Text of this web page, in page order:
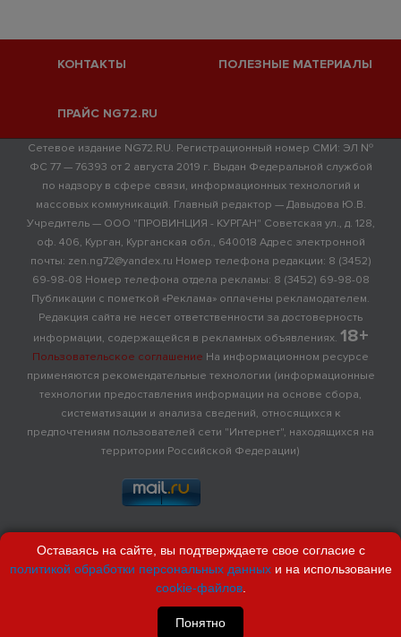
КОНТАКТЫ ПОЛЕЗНЫЕ МАТЕРИАЛЫ
ПРАЙС NG72.RU
Сетевое издание NG72.RU. Регистрационный номер СМИ: ЭЛ №
ФС 77 — 76393 от 2 августа 2019 г. Выдан Федеральной службой
по надзору в сфере связи, информационных технологий и
массовых коммуникаций. Главный редактор — Давыдова Ю.В.
Учредитель — ООО "ПРОВИНЦИЯ - КУРГАН" Советская ул., д. 128,
оф. 406, Курган, Курганская обл., 640018 Адрес электронной
почты: zen.ng72@yandex.ru Номер телефона редакции: 8 (3452)
69-98-08 Номер телефона отдела рекламы: 8 (3452) 69-98-08
Публикации с пометкой «Реклама» оплачены рекламодателем.
Редакция сайта не несет ответственности за достоверность
информации, содержащейся в рекламных объявлениях. 18+
Пользовательское соглашение На информационном ресурсе
применяются рекомендательные технологии (информационные
технологии предоставления информации на основе сбора,
систематизации и анализа сведений, относящихся к
предпочтениям пользователей сети "Интернет", находящихся на
территории Российской Федерации)
Оставаясь на сайте, вы подтверждаете свое согласие с
политикой обработки персональных данныхи на использование
cookie-файлов.
Понятно